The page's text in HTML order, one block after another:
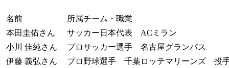
名前
所属チーム・職業
本田圭佑さん
サッカー日本代表 ACミラン
小川 佳純さん
プロサッカー選手 名古屋グランパス
伊藤 義弘さん
プロ野球選手 千葉ロッテマリーンズ 投